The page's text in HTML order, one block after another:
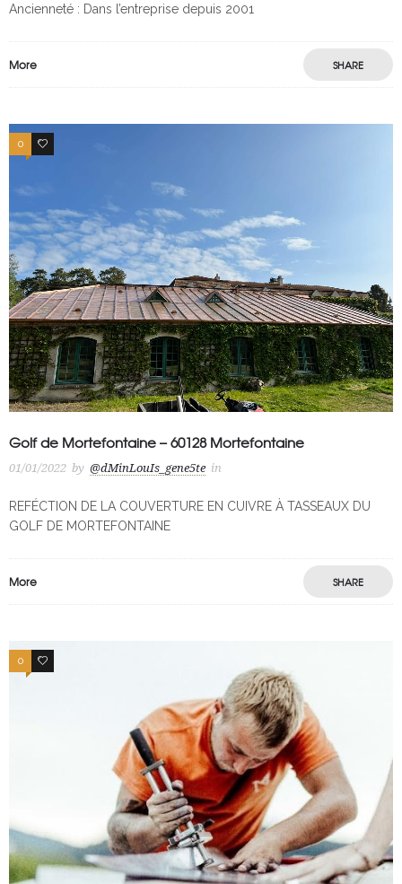
Ancienneté : Dans l’entreprise depuis 2001
More SHARE
0 0
Golf de Mortefontaine – 60128 Mortefontaine
01/01/2022 by @dMinLouIs_gene5te in
REFÉCTION DE LA COUVERTURE EN CUIVRE À TASSEAUX DU
GOLF DE MORTEFONTAINE
More SHARE
0 0